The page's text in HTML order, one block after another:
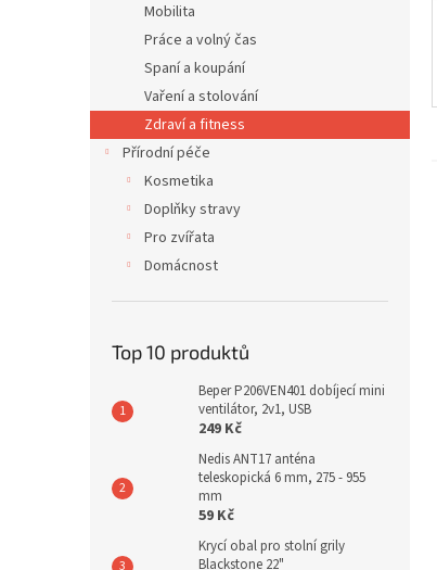
Mobilita
Práce a volný čas
Spaní a koupání
Vaření a stolování
Zdraví a fitness
Přírodní péče
Kosmetika
Doplňky stravy
Pro zvířata
Domácnost
Top 10 produktů
Beper P206VEN401 dobíjecí mini
ventilátor, 2v1, USB
249 Kč
Nedis ANT17 anténa
teleskopická 6 mm, 275 - 955
mm
59 Kč
Krycí obal pro stolní grily
Blackstone 22"